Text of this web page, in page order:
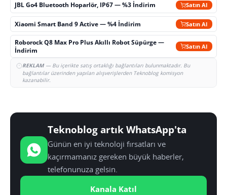
JBL Go4 Bluetooth Hoparlör, IP67 — %3 İndirim Satın Al
Xiaomi Smart Band 9 Active — %4 İndirim Satın Al
Roborock Q8 Max Pro Plus Akıllı Robot Süpürge —
İndirim
Satın Al
REKLAM— Bu içerikte satış ortaklığı bağlantıları bulunmaktadır. Bu
bağlantılar üzerinden yapılan alışverişlerden Teknoblog komisyon
kazanabilir.
Teknoblog artık WhatsApp'ta
Günün en iyi teknoloji fırsatları ve
kaçırmamanız gereken büyük haberler,
telefonunuza gelsin.
Kanala Katıl